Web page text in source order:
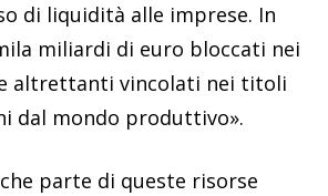
di liquidità alle imprese. In
miliardi di euro bloccati nei
altrettanti vincolati nei titoli
dal mondo produttivo».
parte di queste risorse